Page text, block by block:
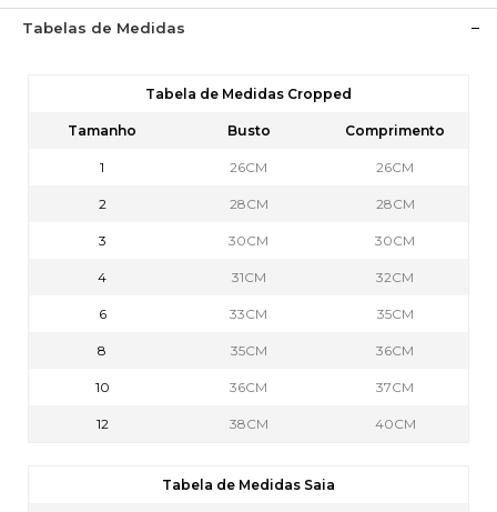
Tabelas de Medidas
Tabela de Medidas Cropped
Tamanho Busto Comprimento
1 26CM 26CM
2 28CM 28CM
3 30CM 30CM
4 31CM 32CM
6 33CM 35CM
8 35CM 36CM
10 36CM 37CM
12 38CM 40CM
Tabela de Medidas Saia